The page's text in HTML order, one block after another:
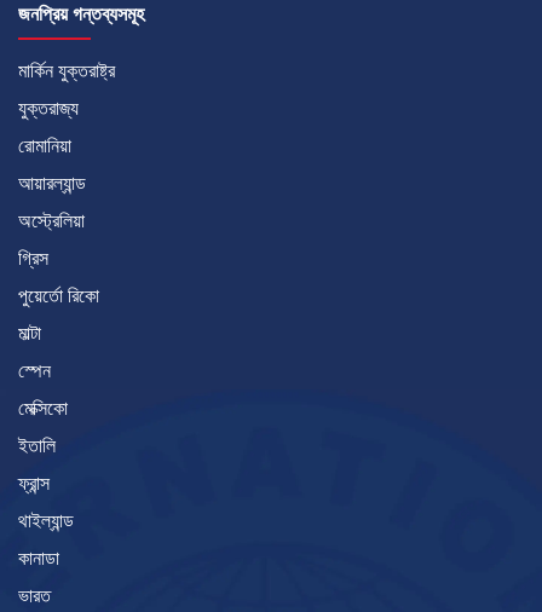
জনপ্রিয় গন্তব্যসমূহ
মার্কিন যুক্তরাষ্ট্র
যুক্তরাজ্য
রোমানিয়া
আয়ারল্যান্ড
অস্ট্রেলিয়া
গ্রিস
পুয়ের্তো রিকো
মাল্টা
স্পেন
মেক্সিকো
ইতালি
ফ্রান্স
থাইল্যান্ড
কানাডা
ভারত